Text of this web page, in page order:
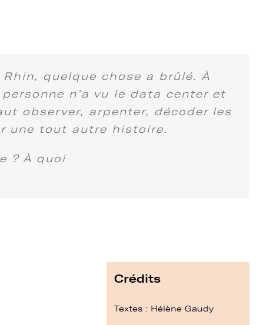
quelque chose a brûlé. À
n’a vu le data center et
observer, arpenter, décoder les
une tout autre histoire.
? À quoi
Crédits
Textes : Hélène Gaudy